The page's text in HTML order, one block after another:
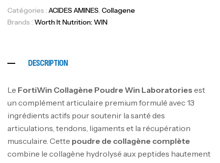
Catégories : ACIDES AMINES, Collagene
Brands : Worth It Nutrition: WIN
DESCRIPTION
Le FortiWin Collagène Poudre Win Laboratories est
un complément articulaire premium formulé avec 13
ingrédients actifs pour soutenir la santé des
articulations, tendons, ligaments et la récupération
musculaire. Cette poudre de collagène complète
combine le collagène hydrolysé aux peptides hautement